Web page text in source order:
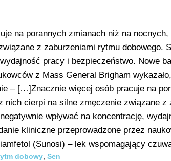
na porannych zmianach niż na
z zaburzeniami rytmu dobowego.
pracy i bezpieczeństwo. Nowe
z Mass General Brigham
– […]Znacznie więcej osób pracuje na
nich cierpi na silne zmęczenie związane z
wpływać na koncentrację,
kliniczne przeprowadzone przez
(Sunosi) – lek wspomagający
dobowy Sen